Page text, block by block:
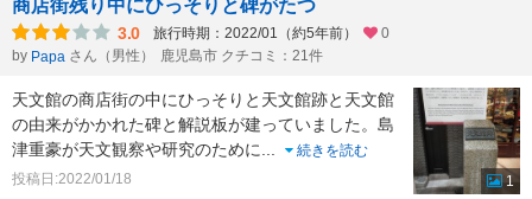
商店街残り中にひっそりと碑がたつ
3.0 旅行時期：2022/01（約5年前）
0
by Papa さん（男性） 鹿児島市 クチコミ：21件
天文館の商店街の中にひっそりと天文館跡と天文館
の由来がかかれた碑と解説板が建っていました。島
津重豪が天文観察や研究のために...
続きを読む
投稿日:2022/01/18
1